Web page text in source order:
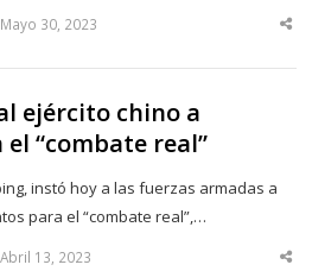
30, 2023
ejército chino a
“combate real”
instó hoy a las fuerzas armadas a
para el “combate real”,…
13, 2023